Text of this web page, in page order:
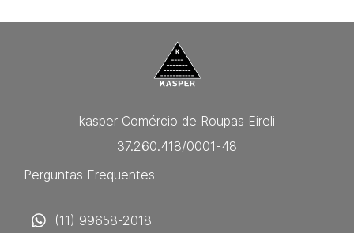
kasper Comércio de Roupas Eireli
37.260.418/0001-48
Perguntas Frequentes
(11) 99658-2018